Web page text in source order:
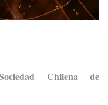
Chilena de